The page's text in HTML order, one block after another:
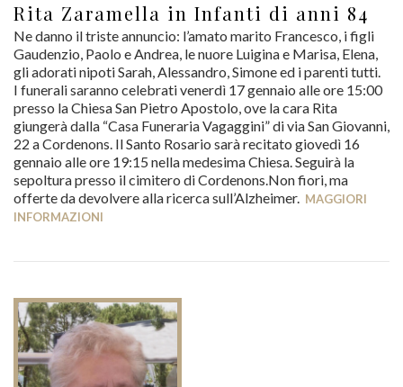
Rita Zaramella in Infanti di anni 84
Ne danno il triste annuncio: l’amato marito Francesco, i figli
Gaudenzio, Paolo e Andrea, le nuore Luigina e Marisa, Elena,
gli adorati nipoti Sarah, Alessandro, Simone ed i parenti tutti.
I funerali saranno celebrati venerdì 17 gennaio alle ore 15:00
presso la Chiesa San Pietro Apostolo, ove la cara Rita
giungerà dalla “Casa Funeraria Vagaggini” di via San Giovanni,
22 a Cordenons. Il Santo Rosario sarà recitato giovedì 16
gennaio alle ore 19:15 nella medesima Chiesa. Seguirà la
sepoltura presso il cimitero di Cordenons.Non fiori, ma
offerte da devolvere alla ricerca sull’Alzheimer. MAGGIORI
INFORMAZIONI